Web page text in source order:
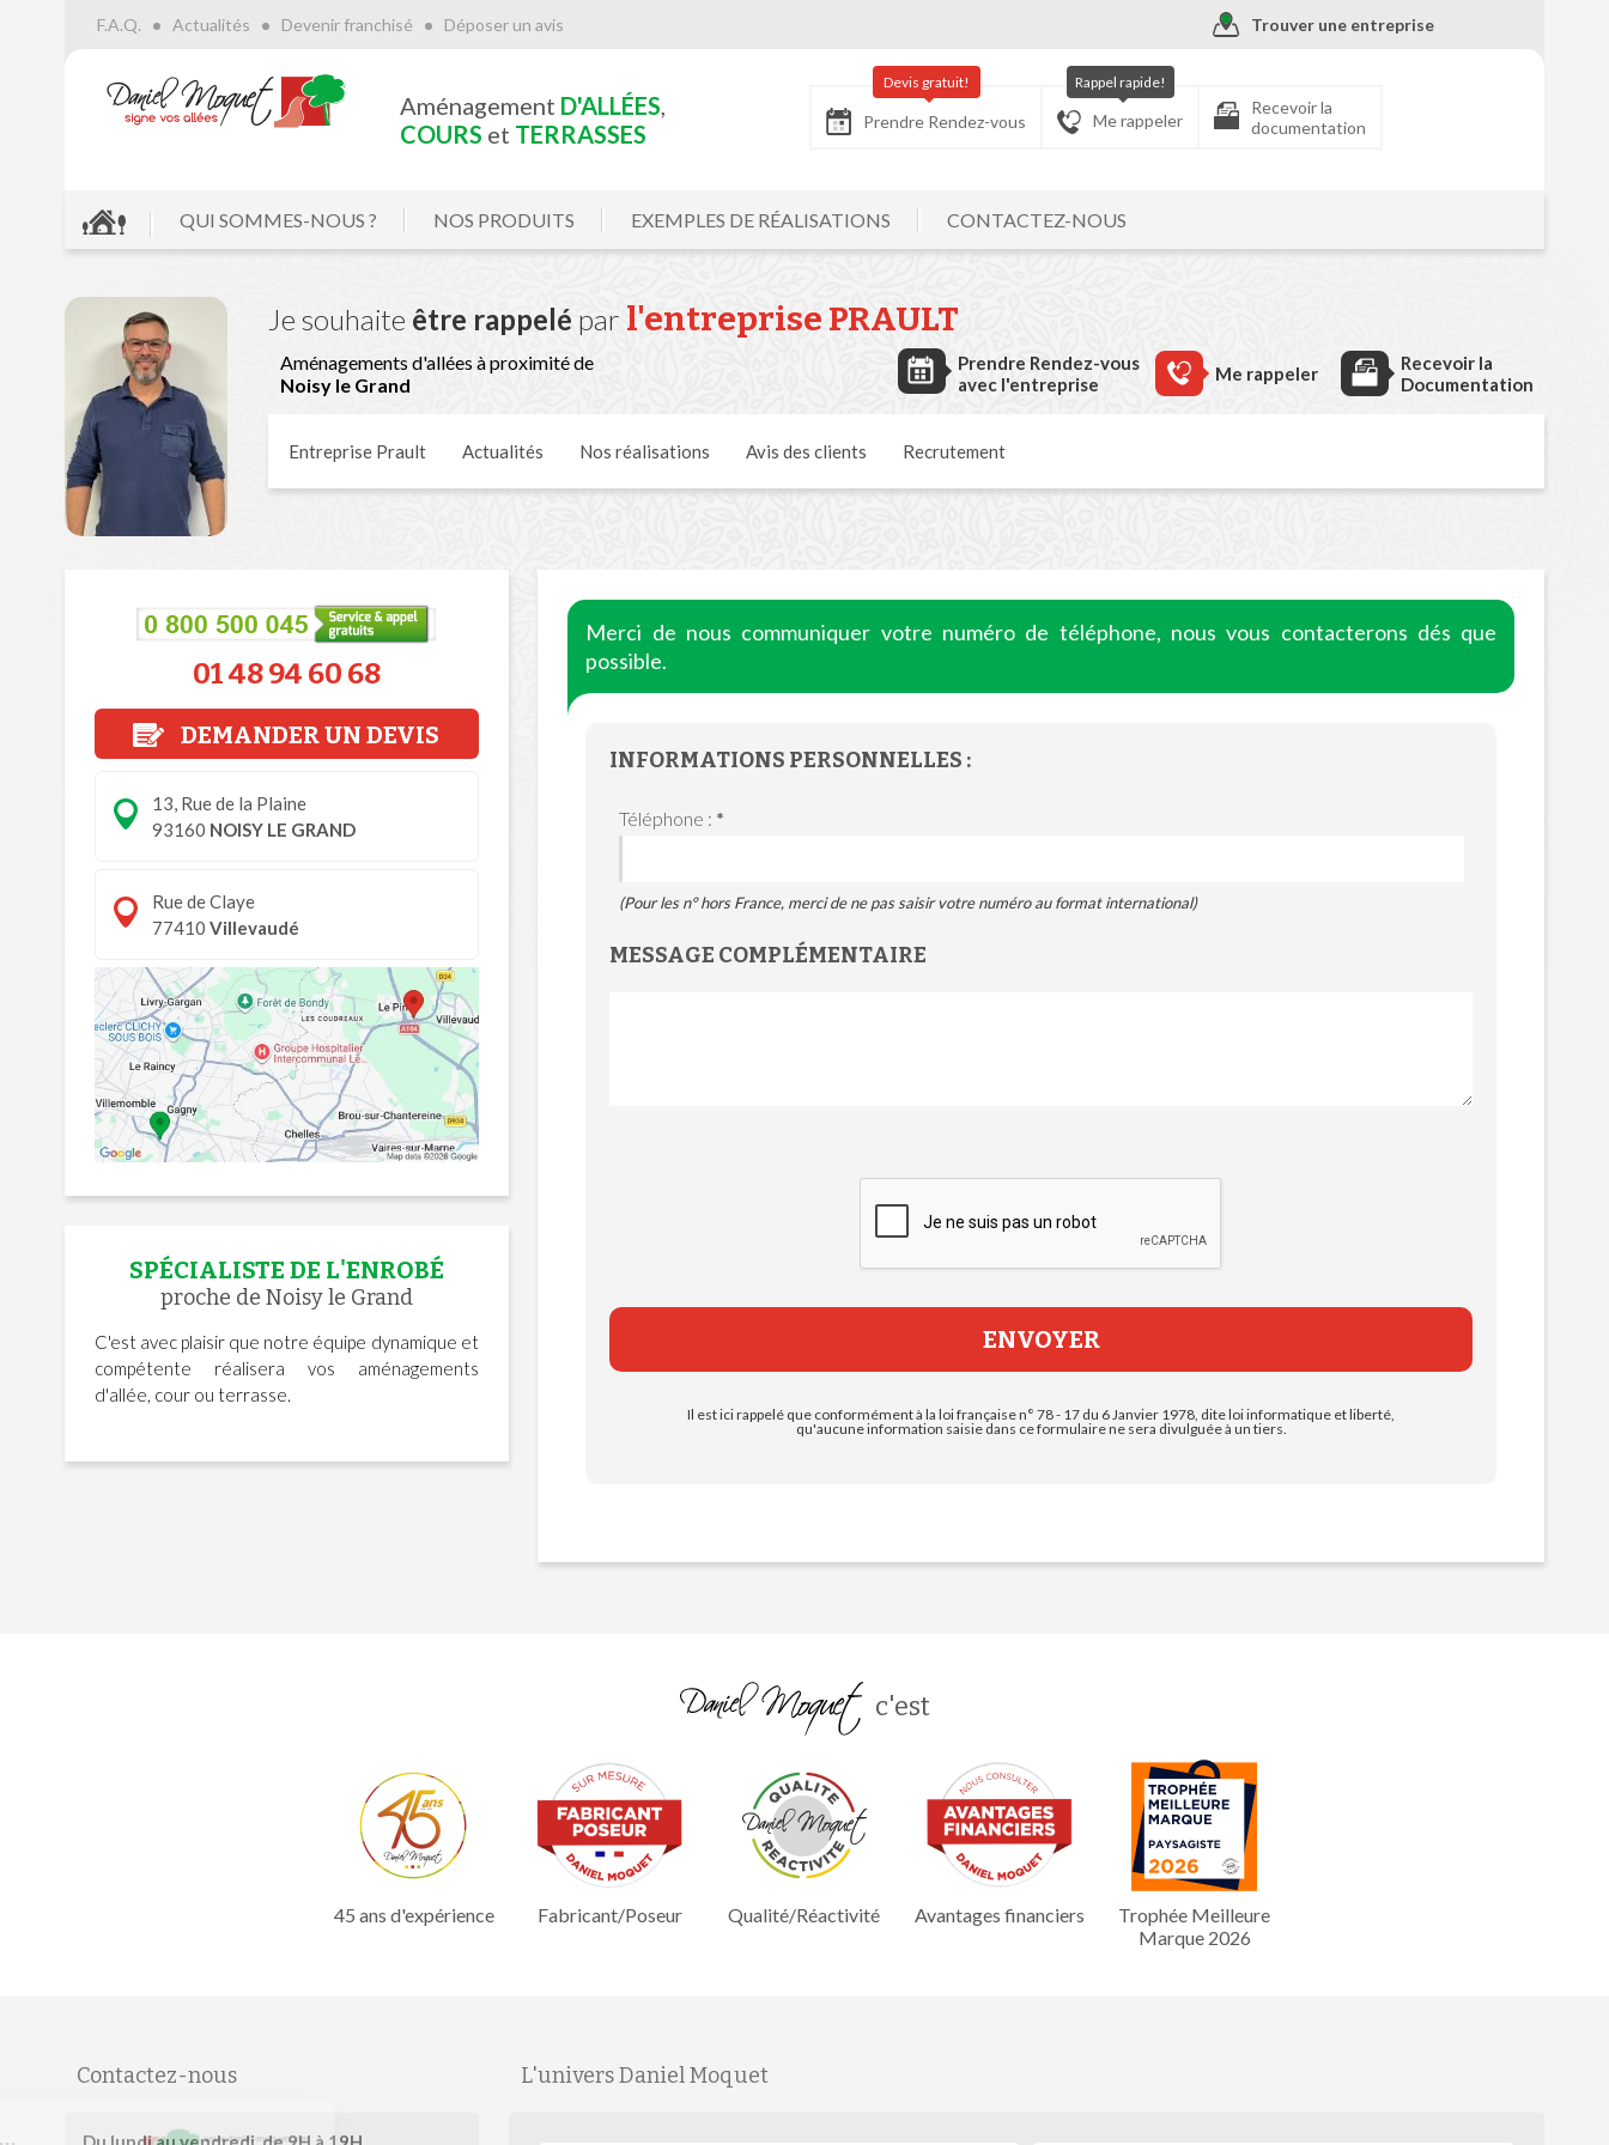
Trouver une entreprise
F.A.Q. Actualités Devenir franchisé Déposer un avis
Aménagement D'ALLÉES,
COURS et TERRASSES Prendre Rendez-vous
Devis gratuit!
Me rappeler
Rappel rapide!
Recevoir la
documentation
QUI SOMMES-NOUS ? NOS PRODUITS EXEMPLES DE RÉALISATIONS CONTACTEZ-NOUS
Je souhaite être rappelé par l'entreprise PRAULT
Aménagements d'allées à proximité de
Noisy le Grand
Prendre Rendez-vous
avec l'entreprise
Me rappeler
Recevoir la
Documentation
Entreprise Prault Actualités Nos réalisations Avis des clients Recrutement
01 48 94 60 68
DEMANDER UN DEVIS
13, Rue de la Plaine
93160 NOISY LE GRAND
Rue de Claye
77410 Villevaudé
SPÉCIALISTE DE L'ENROBÉ
proche de Noisy le Grand
C'est avec plaisir que notre équipe dynamique et
compétente réalisera vos aménagements
d'allée, cour ou terrasse.
Merci de nous communiquer votre numéro de téléphone, nous vous contacterons dés que
possible.
INFORMATIONS PERSONNELLES :
Téléphone : *
(Pour les n° hors France, merci de ne pas saisir votre numéro au format international)
MESSAGE COMPLÉMENTAIRE
Il est ici rappelé que conformément à la loi française n° 78 - 17 du 6 Janvier 1978, dite loi informatique et liberté,
qu'aucune information saisie dans ce formulaire ne sera divulguée à un tiers.
c'est
45 ans d'expérience Fabricant/Poseur Qualité/Réactivité Avantages financiers
Trophée Meilleure
Marque 2026
Contactez-nous L'univers Daniel Moquet
Salut c'est nous...